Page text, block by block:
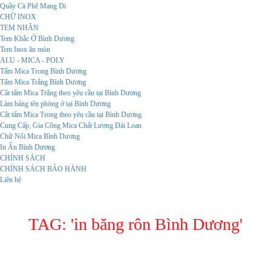
Quầy Cà Phê Mang Đi
CHỮ INOX
TEM NHÃN
Tem Khắc Ở Bình Dương
Tem Inox ăn mòn
ALU - MICA - POLY
Tấm Mica Trong Bình Dương
Tấm Mica Trắng Bình Dương
Cắt tấm Mica Trắng theo yêu cầu tại Bình Dương
Làm bảng tên phòng ở tại Bình Dương
Cắt tấm Mica Trong theo yêu cầu tại Bình Dương
Cung Cấp, Gia Công Mica Chất Lượng Đài Loan
Chữ Nổi Mica Bình Dương
In Ấn Bình Dương
CHÍNH SÁCH
CHÍNH SÁCH BẢO HÀNH
Liên hệ
TAG: 'in băng rôn Bình Dương'